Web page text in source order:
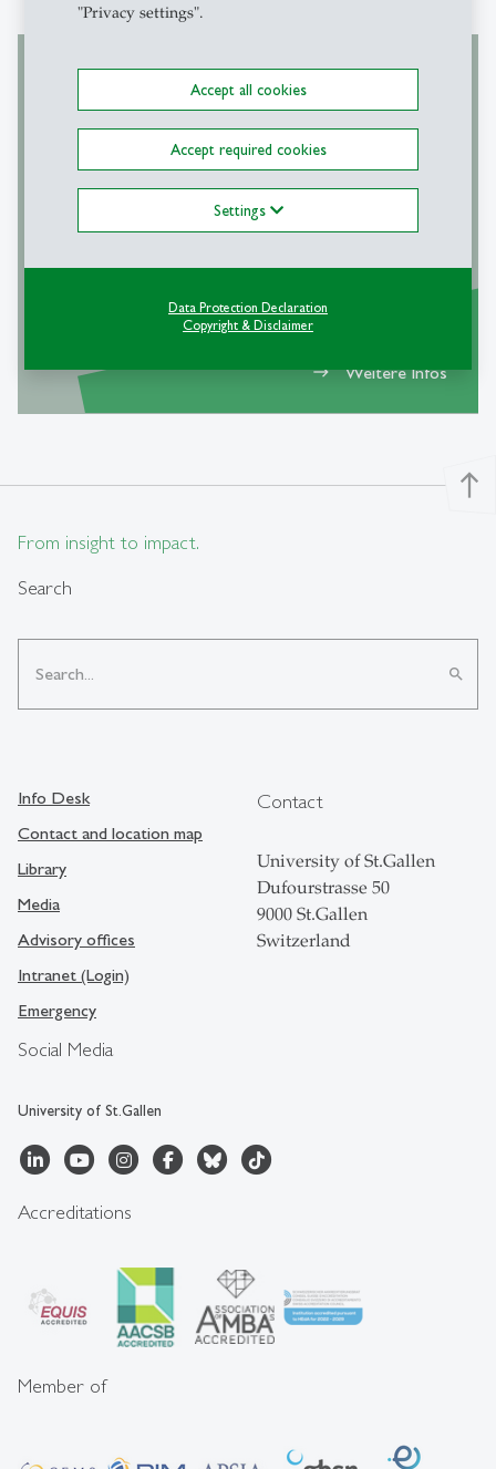
"Privacy settings".
Accept all cookies
Accept required cookies
Settings
Data Protection Declaration
Copyright & Disclaimer
Forschungskolloquium Politische Philosophie
Kooperation der Universitäten St.
Gallen und Luzern
east Weitere Infos
north
From insight to impact.
Search
search
Social Media
University of St.Gallen
Info Desk
Contact and location map
Library
Media
Advisory offices
Intranet (Login)
Emergency
Contact
University of St.Gallen
Dufourstrasse 50
9000 St.Gallen
Switzerland
Accreditations
Member of